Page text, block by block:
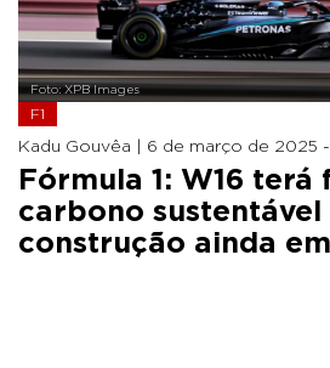
Foto: XPB Images
F1
Kadu Gouvêa | 6 de março de 2025 -
Fórmula 1: W16 terá
carbono sustentável
construção ainda